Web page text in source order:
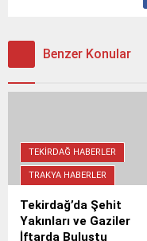
Benzer Konular
TEKIRDAĞ HABERLER
TRAKYA HABERLER
Tekirdağ’da Şehit
Yakınları ve Gaziler
İftarda Buluştu